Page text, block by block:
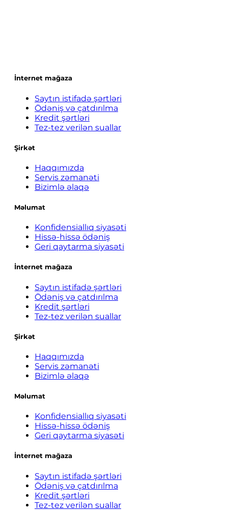
İnternet mağaza
Saytın istifadə şərtləri
Ödəniş və çatdırılma
Kredit şərtləri
Tez-tez verilən suallar
Şirkət
Haqqımızda
Servis zəmanəti
Bizimlə əlaqə
Məlumat
Konfidensiallıq siyasəti
Hissə-hissə ödəniş
Geri qaytarma siyasəti
İnternet mağaza
Saytın istifadə şərtləri
Ödəniş və çatdırılma
Kredit şərtləri
Tez-tez verilən suallar
Şirkət
Haqqımızda
Servis zəmanəti
Bizimlə əlaqə
Məlumat
Konfidensiallıq siyasəti
Hissə-hissə ödəniş
Geri qaytarma siyasəti
İnternet mağaza
Saytın istifadə şərtləri
Ödəniş və çatdırılma
Kredit şərtləri
Tez-tez verilən suallar